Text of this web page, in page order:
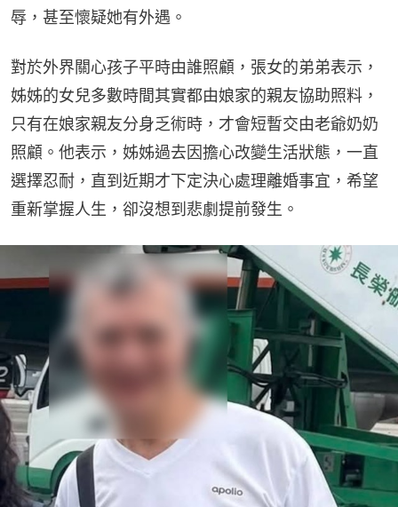
辱，甚至懷疑她有外遇。
對於外界關心孩子平時由誰照顧，張女的弟弟表示，
姊姊的女兒多數時間其實都由娘家的親友協助照料，
只有在娘家親友分身乏術時，才會短暫交由老爺奶奶
照顧。他表示，姊姊過去因擔心改變生活狀態，一直
選擇忍耐，直到近期才下定決心處理離婚事宜，希望
重新掌握人生，卻沒想到悲劇提前發生。